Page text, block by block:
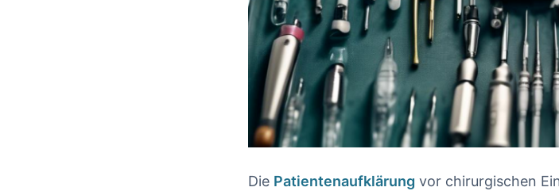
Die Patientenaufklärung vor chirurgischen